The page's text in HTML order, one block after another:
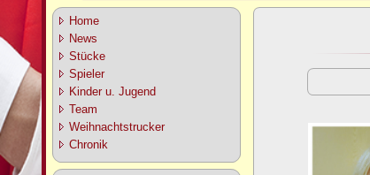
Home
News
Stücke
Spieler
Kinder u. Jugend
Team
Weihnachtstrucker
Chronik